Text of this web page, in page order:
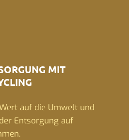
MIT
auf die Umwelt und
Entsorgung auf